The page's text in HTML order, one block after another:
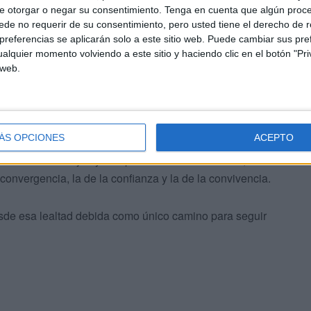
otorgar o negar su consentimiento. Tenga en cuenta que algún
no requerir de su consentimiento, pero usted tiene el derecho de
se aplicarán solo a este sitio web. Puede cambiar sus
momento volviendo a este sitio y haciendo clic en el botón
OPCIONES ACEPTO
de rencores ni de crispación política. La hemeroteca
por eso, por contar con personas que se fijaban
un pueblo, su pueblo.
Como dijo ayer el presidente de la Ciudad, Juan
la de la confianza y la de la convivencia.
esa lealtad debida como único camino para seguir